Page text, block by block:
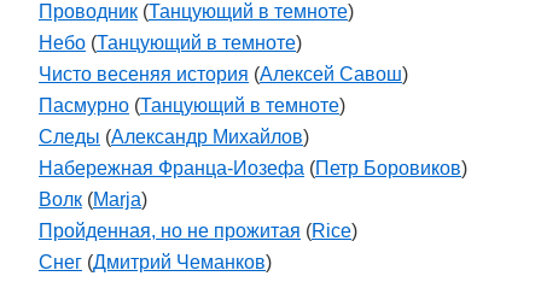
Проводник (Танцующий в темноте)
Небо (Танцующий в темноте)
Чисто весеняя история (Алексей Савош)
Пасмурно (Танцующий в темноте)
Следы (Александр Михайлов)
Набережная Франца-Иозефа (Петр Боровиков)
Волк (Marja)
Пройденная, но не прожитая (Rice)
Снег (Дмитрий Чеманков)